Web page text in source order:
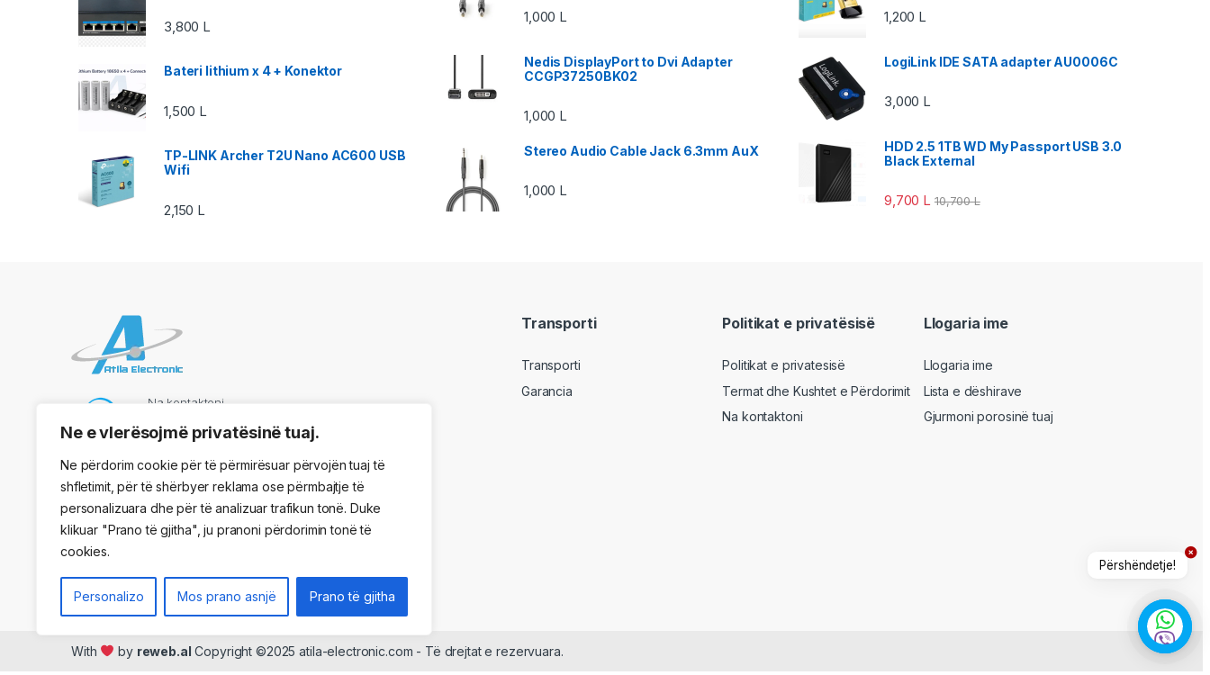
Ne e vlerësojmë privatësinë tuaj.
Ne përdorim cookie për të përmirësuar përvojën tuaj të
shfletimit, për të shërbyer reklama ose përmbajtje të
personalizuara dhe për të analizuar trafikun tonë. Duke
klikuar "Prano të gjitha", ju pranoni përdorimin tonë të
cookies.
Personalizo Mos prano asnjë Prano të gjitha
3,800 L
Bateri lithium x 4 + Konektor
1,500 L
TP-LINK Archer T2U Nano AC600 USB
Wifi
2,150 L
1,000 L
Nedis DisplayPort to Dvi Adapter
CCGP37250BK02
1,000 L
Stereo Audio Cable Jack 6.3mm AuX
1,000 L
1,200 L
LogiLink IDE SATA adapter AU0006C
3,000 L
HDD 2.5 1TB WD My Passport USB 3.0
Black External
9,700 L 10,700L
Na kontaktoni
069 73 48 717
Adresa
Kryqezimi Vasil Shaanto, ngjitur me dyqanin One, Tirane
Transporti
Transporti
Garancia
Politikat e privatësisë
Politikat e privatesisë
Termat dhe Kushtet e Përdorimit
Na kontaktoni
Llogaria ime
Llogaria ime
Lista e dëshirave
Gjurmoni porosinë tuaj
With by reweb.al Copyright ©2025 atila-electronic.com - Të drejtat e rezervuara.
Përshëndetje!